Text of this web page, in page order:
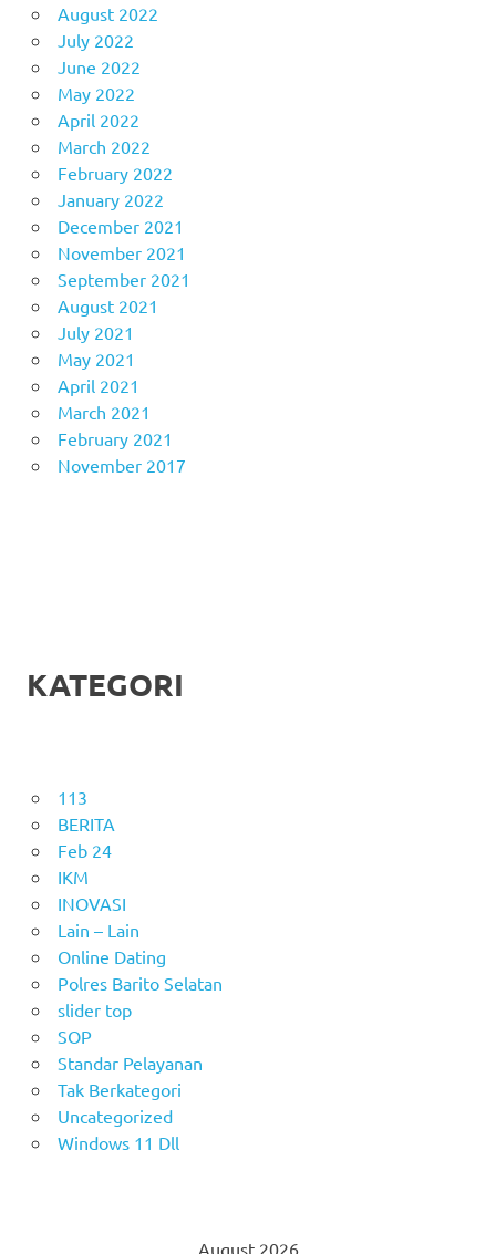
August 2022
July 2022
June 2022
May 2022
April 2022
March 2022
February 2022
January 2022
December 2021
November 2021
September 2021
August 2021
July 2021
May 2021
April 2021
March 2021
February 2021
November 2017
KATEGORI
113
BERITA
Feb 24
IKM
INOVASI
Lain – Lain
Online Dating
Polres Barito Selatan
slider top
SOP
Standar Pelayanan
Tak Berkategori
Uncategorized
Windows 11 Dll
August 2026